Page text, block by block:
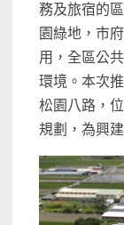
務及旅宿的
園綠地，市
用，全區公
環境。本次
松園八路，
規劃，為興